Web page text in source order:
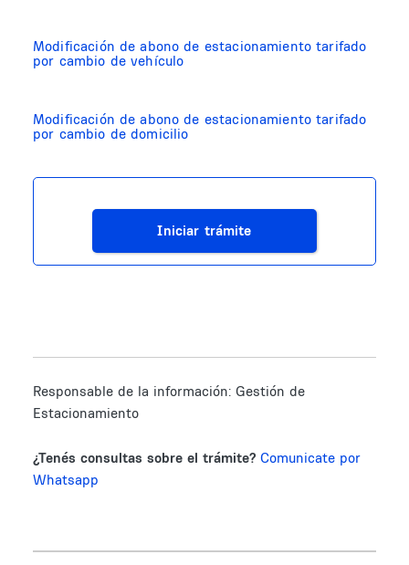
Modificación de abono de estacionamiento tarifado
por cambio de vehículo
Modificación de abono de estacionamiento tarifado
por cambio de domicilio
Iniciar trámite
Responsable de la información: Gestión de
Estacionamiento
¿Tenés consultas sobre el trámite? Comunicate por
Whatsapp